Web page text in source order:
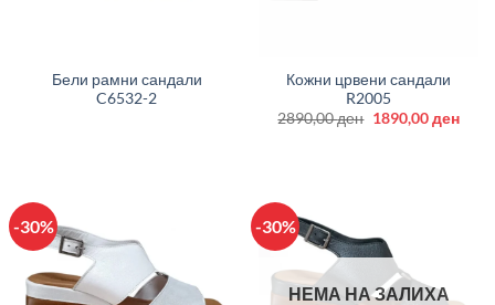
Бели рамни сандали
C6532-2
Кожни црвени сандали
R2005
2890,00ден Original
1890,00ден
-30% -30%
НЕМА НА ЗАЛИХА